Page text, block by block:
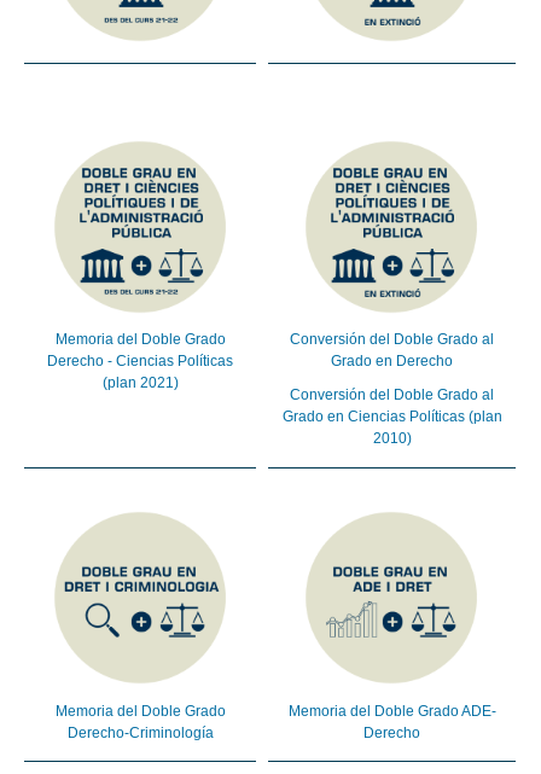
Memoria del Doble Grado
Derecho - Ciencias Políticas
(plan 2021)
Conversión del Doble Grado al
Grado en Derecho
Conversión del Doble Grado al
Grado en Ciencias Políticas (plan
2010)
Memoria del Doble Grado
Derecho-Criminología
Memoria del Doble Grado ADE-
Derecho